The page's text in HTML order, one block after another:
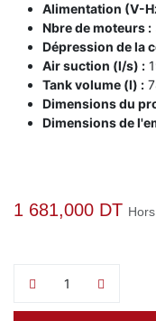
Alimentation (V-
Nbre de moteurs :
Dépression de la
Air suction (l/s) :
Tank volume (l) :
Dimensions du
Dimensions de
1 681,000 DT